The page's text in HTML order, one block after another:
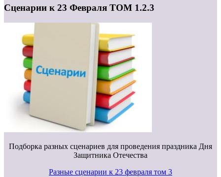
Сценарии к 23 Февраля ТОМ 1.2.3
Подборка разных сценариев для проведения праздника Дня
Защитника Отечества
Разные сценарии к 23 февраля том 3